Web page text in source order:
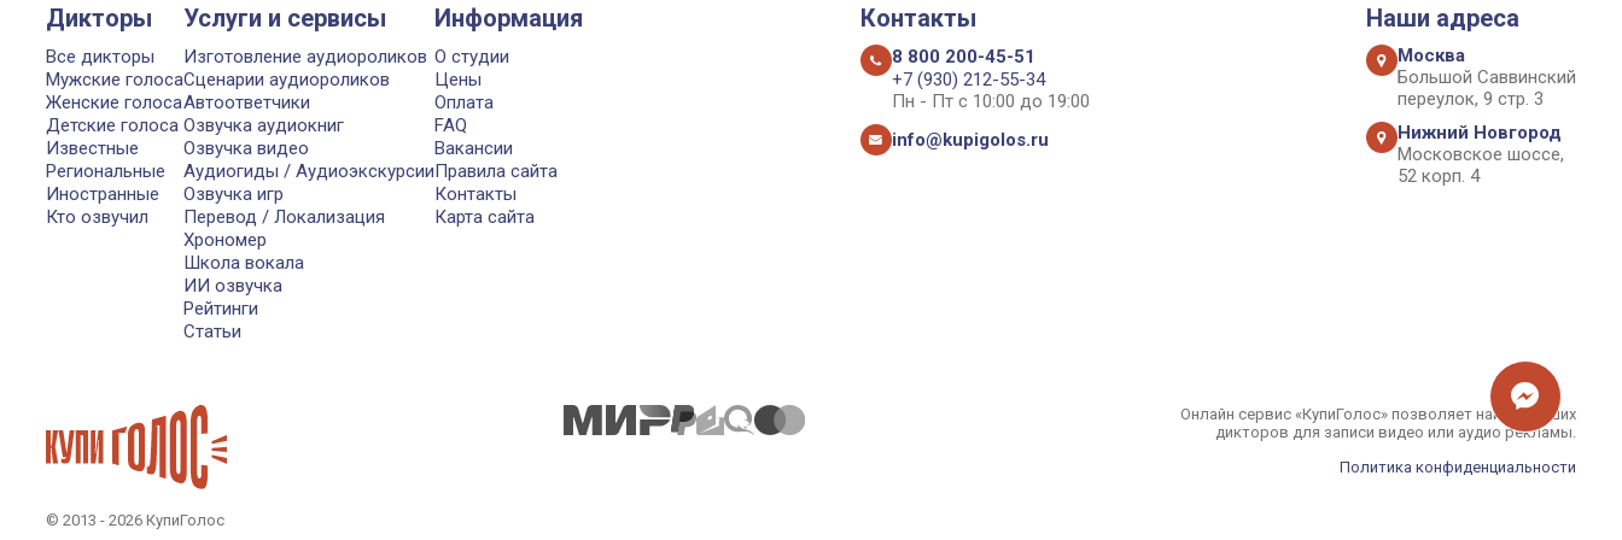
Дикторы
Все дикторы
Мужские голоса
Женские голоса
Детские голоса
Известные
Региональные
Иностранные
Кто озвучил
Услуги и сервисы
Изготовление аудиороликов
Сценарии аудиороликов
Автоответчики
Озвучка аудиокниг
Озвучка видео
Аудиогиды / Аудиоэкскурсии
Озвучка игр
Перевод / Локализация
Хрономер
Школа вокала
ИИ озвучка
Рейтинги
Статьи
Информация
О студии
Цены
Оплата
FAQ
Вакансии
Правила сайта
Контакты
Карта сайта
Контакты
8 800 200-45-51
+7 (930) 212-55-34
Пн - Пт с 10:00 до 19:00
info@kupigolos.ru
Наши адреса
Москва
Большой Саввинский
переулок, 9 стр. 3
Нижний Новгород
Московское шоссе,
52 корп. 4
© 2013 - 2026 КупиГолос
Онлайн сервис «КупиГолос» позволяет найти лучших
дикторов для записи видео или аудио рекламы.
Политика конфиденциальности